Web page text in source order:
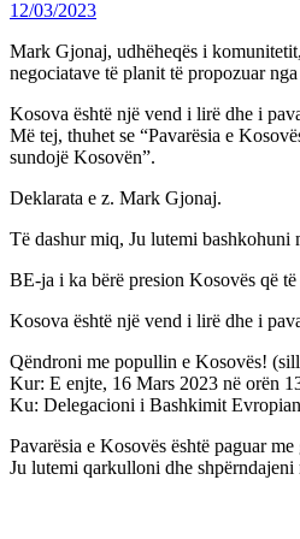
12/03/2023
Mark Gjonaj, udhëheqës i
negociatave të planit të propozuar
Kosova është një vend i lirë dhe i
Më tej, thuhet se “Pavarësia e
sundojë Kosovën”.
Deklarata e z. Mark Gjonaj.
Të dashur miq, Ju lutemi bashkohuni
BE-ja i ka bërë presion Kosovës që
Kosova është një vend i lirë dhe i
Qëndroni me popullin e Kosovës!
Kur: E enjte, 16 Mars 2023 në orën
Ku: Delegacioni i Bashkimit
Pavarësia e Kosovës është paguar
Ju lutemi qarkulloni dhe